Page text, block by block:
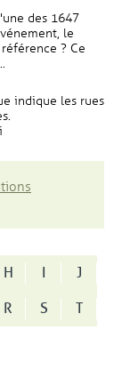
des 1647
le
? Ce
indique les rues
H I
J
R S
T